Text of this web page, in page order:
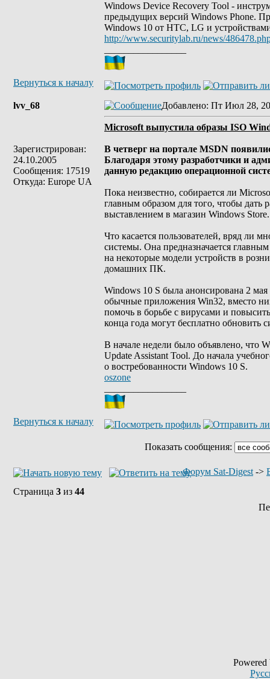
Windows Device Recovery Tool -
предыдущих версий Windows Phone.
Windows 10 от HTC, LG и
http://www.securitylab.ru/news/
Вернуться к началу
lvv_68
Зарегистрирован:
24.10.2005
Сообщения: 17519
Откуда: Europe UA
Добавлено: Пт Июл 28,
Microsoft выпустила образы ISO
В четверг на портале MSDN
Благодаря этому разработчики и
данную редакцию операционной
Пока неизвестно, собирается ли
главным образом для того, чтобы дать
выставлением в магазин Windows Store.
Что касается пользователей, вряд ли
системы. Она предназначается
на некоторые модели устройств в
домашних ПК.
Windows 10 S была анонсирована 2 мая
обычные приложения Win32, вместо
помочь в борьбе с вирусами и
конца года могут бесплатно обновить
В начале недели было объявлено, что
Update Assistant Tool. До начала
о востребованности Windows 10 S.
oszone
Вернуться к началу
Показать сообщения:
Форум Sat-Digest ->
Страница 3 из 44